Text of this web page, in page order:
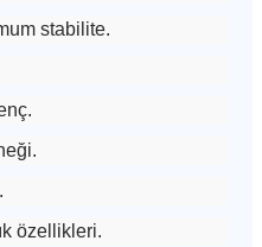
stabilite.
özellikleri.